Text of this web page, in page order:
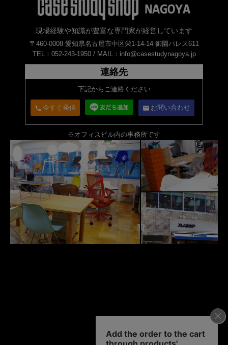
現場経験や知識が豊富な専門家が経営しています
〒460-0008 愛知県名古屋市中区栄1-14-14 御園パレス611
TEL：052-243-1950 / MAIL：info@casestudynagoya.jp
連絡先
下記からご連絡ください
call 今すぐ発信 email お問い合わせ
※オフィスビル内の事務所です